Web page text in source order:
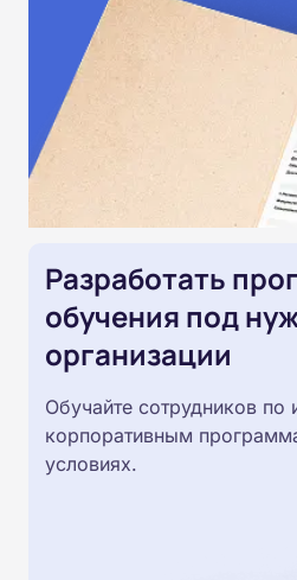
Разработать
обучения под
организации
Обучайте сотрудников по
корпоративным
условиях.